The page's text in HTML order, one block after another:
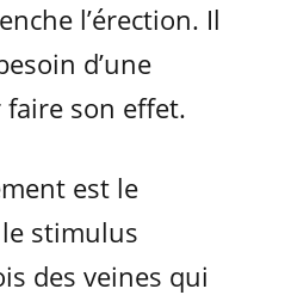
l’érection. Il
d’une
son effet.
est le
stimulus
des veines qui